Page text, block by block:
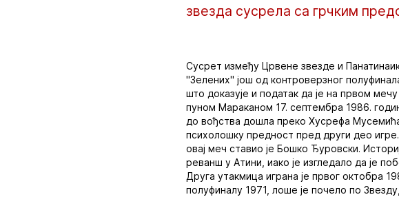
звезда сусрела са грчким
Сусрет између Црвене звезде и
"Зелених" још од контроверзног
што доказује и податак да је на првом
пуном Мараканом 17. септембра 1986.
до вођства дошла преко Хусрефа
психолошку предност пред други део
овај меч ставио је Бошко Ђуровски.
реванш у Атини, иако је изгледало да је
Друга утакмица играна је првог октобра
полуфиналу 1971, лоше је почело по